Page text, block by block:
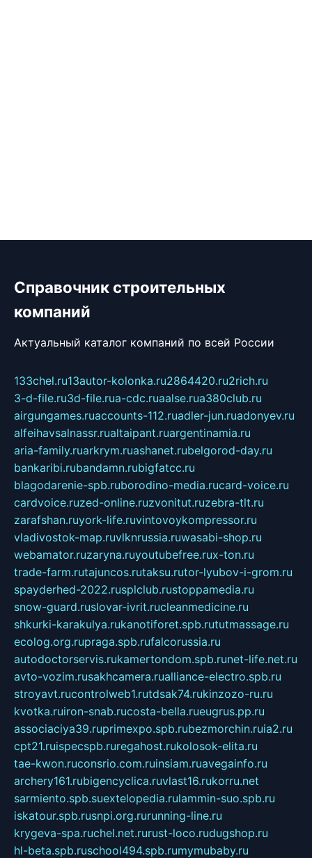
Справочник строительных
компаний
Актуальный каталог компаний по всей России
133chel.ru13autor-kolonka.ru2864420.ru2rich.ru
3-d-file.ru3d-file.rua-cdc.ruaalse.rua380club.ru
airgungames.ruaccounts-112.ruadler-jun.ruadonyev.ru
alfeihavsalnassr.rualtaipant.ruargentinamia.ru
aria-family.ruarkrym.ruashanet.rubelgorod-day.ru
bankaribi.rubandamn.rubigfatcc.ru
blagodarenie-spb.ruborodino-media.rucard-voice.ru
cardvoice.ruzed-online.ruzvonitut.ruzebra-tlt.ru
zarafshan.ruyork-life.ruvintovoykompressor.ru
vladivostok-map.ruvlknrussia.ruwasabi-shop.ru
webamator.ruzaryna.ruyoutubefree.rux-ton.ru
trade-farm.rutajuncos.rutaksu.rutor-lyubov-i-grom.ru
spayderhed-2022.rusplclub.rustoppamedia.ru
snow-guard.ruslovar-ivrit.rucleanmedicine.ru
shkurki-karakulya.rukanotiforet.spb.rututmassage.ru
ecolog.org.rupraga.spb.rufalcorussia.ru
autodoctorservis.rukamertondom.spb.runet-life.net.ru
avto-vozim.rusakhcamera.rualliance-electro.spb.ru
stroyavt.rucontrolweb1.rutdsak74.rukinzozo-ru.ru
kvotka.ruiron-snab.rucosta-bella.rueugrus.pp.ru
associaciya39.ruprimexpo.spb.rubezmorchin.ruia2.ru
cpt21.ruispecspb.ruregahost.rukolosok-elita.ru
tae-kwon.ruconsrio.com.ruinsiam.ruavegainfo.ru
archery161.rubigencyclica.ruvlast16.rukorru.net
sarmiento.spb.suextelopedia.rulammin-suo.spb.ru
iskatour.spb.rusnpi.org.rurunning-line.ru
krygeva-spa.ruchel.net.rurust-loco.rudugshop.ru
hl-beta.spb.ruschool494.spb.rumymubaby.ru